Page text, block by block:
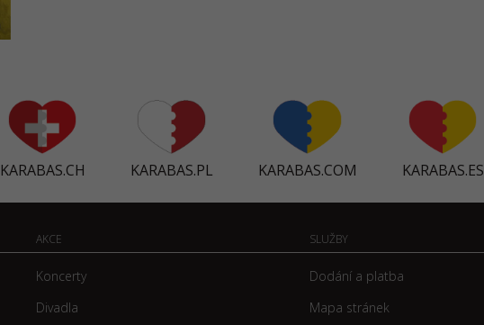
KARABAS.CH KARABAS.PL KARABAS.COM KARABAS.ES
AKCE
Koncerty
Divadla
SLUŽBY
Dodání a platba
Mapa stránek